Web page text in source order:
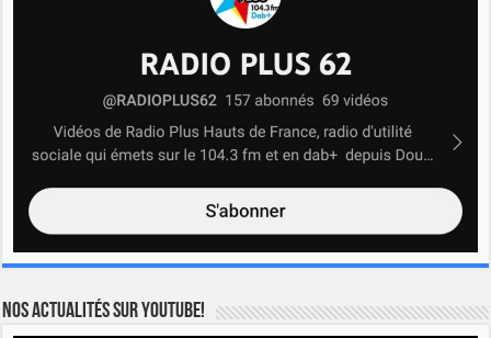
Nos actualités sur YOUTUBE!